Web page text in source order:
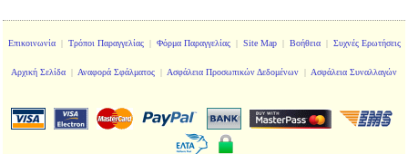
Επικοινωνία| Τρόποι Παραγγελίας| Φόρμα Παραγγελίας| Site Map| Βοήθεια| Συχνές Ερωτήσεις
Αρχική Σελίδα | Αναφορά Σφάλματος | Ασφάλεια Προσωπικών Δεδομένων | Ασφάλεια Συναλλαγών